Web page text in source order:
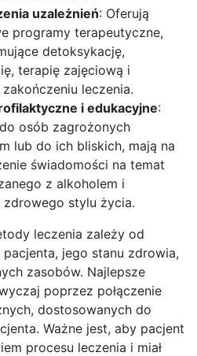
uzależnień: Oferują
programy terapeutyczne,
detoksykację,
terapię zajęciową i
leczenia.
i edukacyjne:
osób zagrożonych
lub do ich bliskich, mają na
świadomości na temat
z alkoholem i
zdrowego stylu życia.
leczenia zależy od
jego stanu zdrowia,
zasobów. Najlepsze
poprzez połączenie
dostosowanych do
Ważne jest, aby pacjent
procesu leczenia i miał